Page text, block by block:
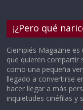
¡¿Pero qué
Ciempiés Magazine
que quieren compartir
como una pequeña
llegado a convertirse
hacer llegar a más
inquietudes cinéfilas y